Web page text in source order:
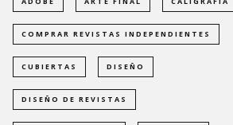
COMPRAR REVISTAS INDEPENDIENTES
CUBIERTAS DISEÑO
DISEÑO DE REVISTAS